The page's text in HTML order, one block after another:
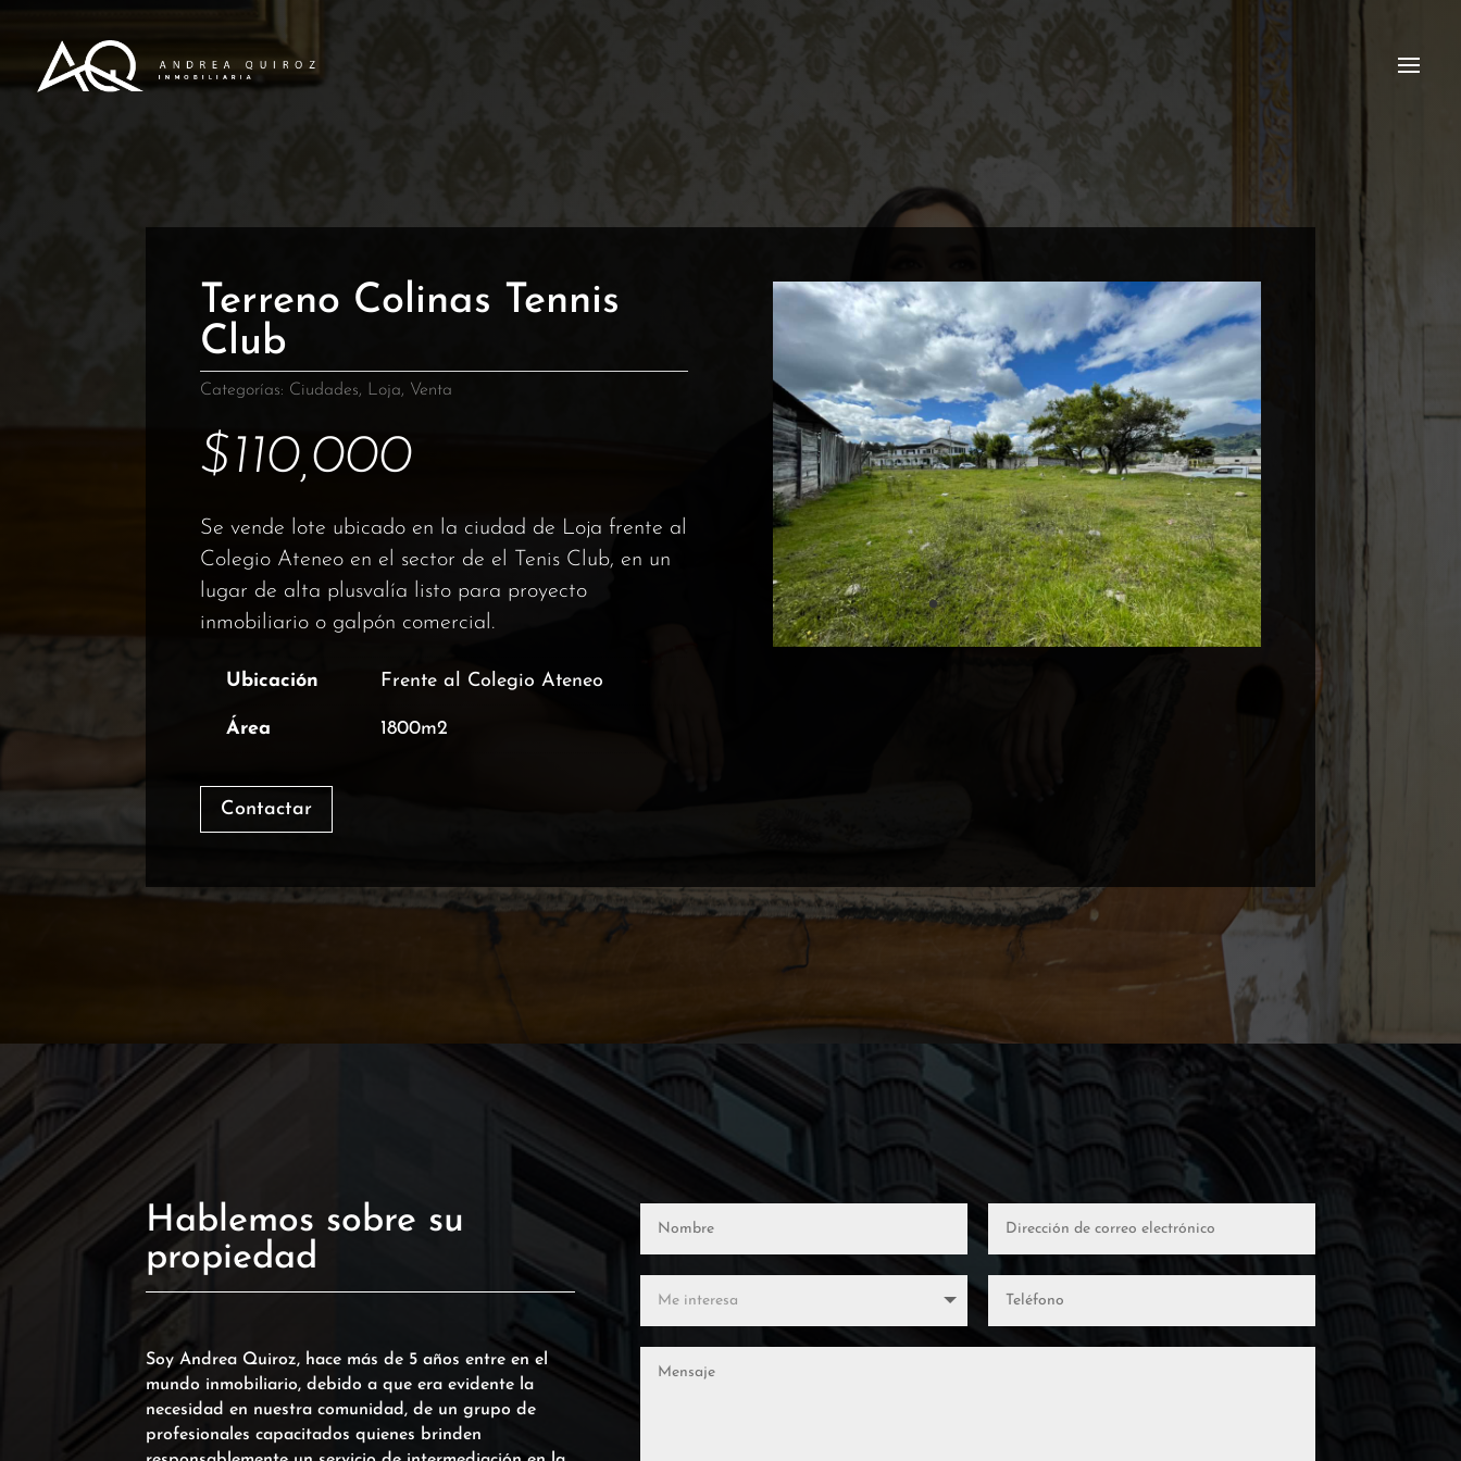
Terreno Colinas Tennis
Club
Categorías: Ciudades, Loja, Venta
$110,000
Se vende lote ubicado en la ciudad de Loja frente al
Colegio Ateneo en el sector de el Tenis Club, en un
lugar de alta plusvalía listo para proyecto
inmobiliario o galpón comercial.
Ubicación Frente al Colegio Ateneo
Área 1800m2
Contactar
Hablemos sobre su
propiedad
Soy Andrea Quiroz, hace más de 5 años entre en el
mundo inmobiliario, debido a que era evidente la
necesidad en nuestra comunidad, de un grupo de
profesionales capacitados quienes brinden